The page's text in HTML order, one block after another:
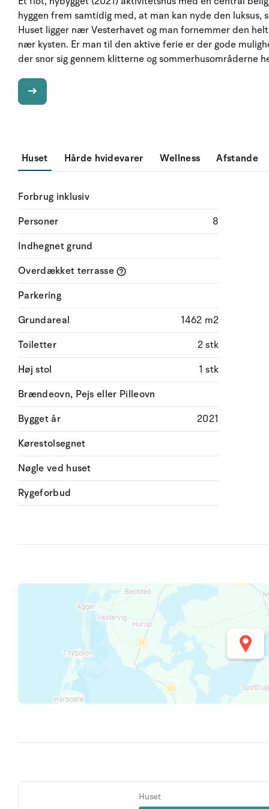
hyggen frem samtidig med, at man kan nyde den luksus,
Huset ligger nær Vesterhavet og man fornemmer den
nær kysten. Er man til den aktive ferie er der gode
der snor sig gennem klitterne og sommerhusområderne
Huset Hårde hvidevarer Wellness Afstande
Forbrug inklusiv
Personer
8
Indhegnet grund
Overdækket terrasse
Parkering
Grundareal
1462 m2
Toiletter
2 stk
Høj stol
1 stk
Brændeovn, Pejs eller Pilleovn
Bygget år
2021
Kørestolsegnet
Nøgle ved huset
Rygeforbud
Huset